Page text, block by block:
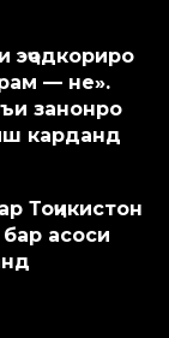
эҷодкориро
— не».
занонро
карданд
Тоҷикистон
асоси